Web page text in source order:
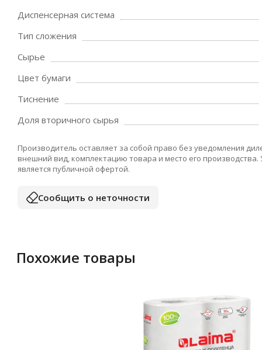
Диспенсерная система
Тип сложения
Сырье
Цвет бумаги
Тиснение
Доля вторичного сырья
Производитель оставляет за собой право без уведомления
внешний вид, комплектацию товара и место его
является публичной офертой.
Сообщить о неточности
Похожие товары